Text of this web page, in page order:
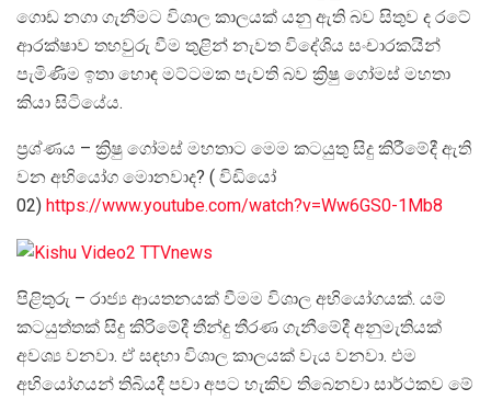
ගොඩ නගා ගැනීමට විශාල කාලයක් යනු ඇති බව සිතුව ද රටේ
ආරක්ෂාව තහවුරු වීම තුළින් නැවත විදේශිය සංචාරකයින්
පැමිණිම ඉතා හොඳ මට්ටමක පැවති බව ක්‍රිෂු ගෝමස් මහතා
කියා සිටියේය.
ප්‍රශ්ණය – ක්‍රිෂු ගෝමස් මහතාට මෙම කටයුතු සිදු කිරීමේදී ඇති
වන අභියෝග මොනවාද? ( විඩියෝ
02) https://www.youtube.com/watch?v=Ww6GS0-1Mb8
පිළිතුරු – රාජ්‍ය ආයතනයක් වීමම විශාල අභියෝගයක්. යම්
කටයුත්තක් සිදු කිරිමේදී තීන්දු තීරණ ගැනීමේදී අනුමැතියක්
අවශ්‍ය වනවා. ඒ සඳහා විශාල කාලයක් වැය වනවා. එම
අභියෝගයන් තිබියදී පවා අපට හැකිව තිබෙනවා සාර්ථකව මේ